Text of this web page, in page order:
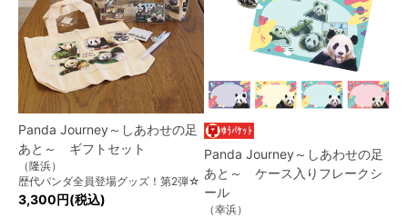
Panda Journey～しあわせの足
あと～ ギフトセット
（隆浜）
歴代パンダ全員登場グッズ！第2弾☆
3,300円(税込)
Panda Journey～しあわせの足
あと～ ケース入りフレークシ
ール
（幸浜）